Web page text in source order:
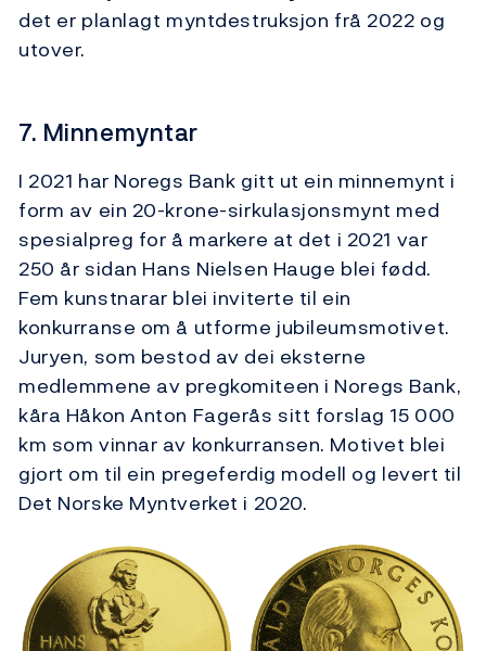
det er planlagt myntdestruksjon frå 2022 og
utover.
7. Minnemyntar
I 2021 har Noregs Bank gitt ut ein minnemynt i
form av ein 20-krone-sirkulasjonsmynt med
spesialpreg for å markere at det i 2021 var
250 år sidan Hans Nielsen Hauge blei fødd.
Fem kunstnarar blei inviterte til ein
konkurranse om å utforme jubileumsmotivet.
Juryen, som bestod av dei eksterne
medlemmene av pregkomiteen i Noregs Bank,
kåra Håkon Anton Fagerås sitt forslag 15 000
km som vinnar av konkurransen. Motivet blei
gjort om til ein pregeferdig modell og levert til
Det Norske Myntverket i 2020.